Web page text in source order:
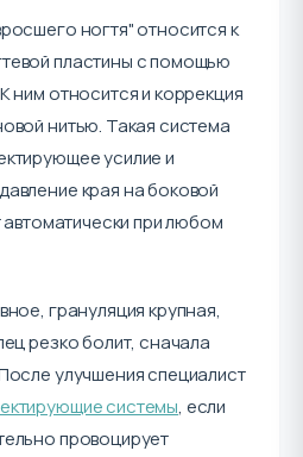
ногтя" относится к
пластины с помощью
ним относится и коррекция
нитью. Такая система
усилие и
края на боковой
автоматически при любом
грануляция крупная,
резко болит, сначала
улучшения специалист
системы, если
провоцирует